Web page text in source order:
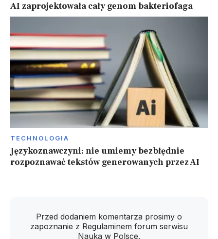
AI zaprojektowała cały genom bakteriofaga
TECHNOLOGIA
Językoznawczyni: nie umiemy bezbłędnie
rozpoznawać tekstów generowanych przez AI
Przed dodaniem komentarza prosimy o
zapoznanie z Regulaminem forum serwisu
Nauka w Polsce.